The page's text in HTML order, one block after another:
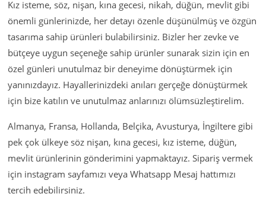
Kız isteme, söz, nişan, kına gecesi, nikah, düğün, mevlit gibi
önemli günlerinizde, her detayı özenle düşünülmüş ve özgün
tasarıma sahip ürünleri bulabilirsiniz. Bizler her zevke ve
bütçeye uygun seçeneğe sahip ürünler sunarak sizin için en
özel günleri unutulmaz bir deneyime dönüştürmek için
yanınızdayız. Hayallerinizdeki anıları gerçeğe dönüştürmek
için bize katılın ve unutulmaz anlarınızı ölümsüzleştirelim.
Almanya, Fransa, Hollanda, Belçika, Avusturya, İngiltere gibi
pek çok ülkeye söz nişan, kına gecesi, kız isteme, düğün,
mevlit ürünlerinin gönderimini yapmaktayız. Sipariş vermek
için instagram sayfamızı veya Whatsapp Mesaj hattımızı
tercih edebilirsiniz.